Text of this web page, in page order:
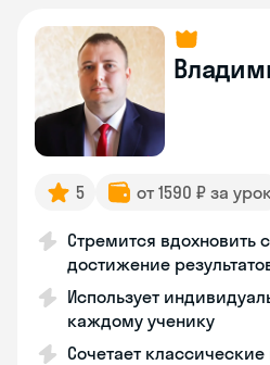
5 от 1590 ₽ за
Стремится вдохновить
достижение
Использует
каждому ученику
Сочетает